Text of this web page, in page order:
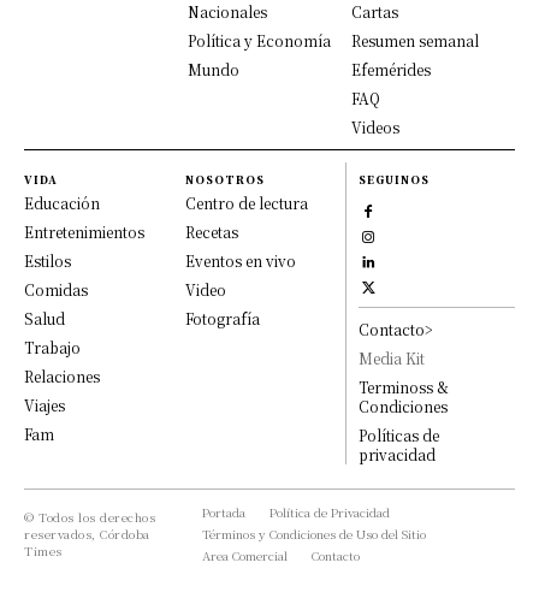
Nacionales
Política y Economía
Mundo
Cartas
Resumen semanal
Efemérides
FAQ
Videos
VIDA
Educación
Entretenimientos
Estilos
Comidas
Salud
Trabajo
Relaciones
Viajes
Fam
NOSOTROS
Centro de lectura
Recetas
Eventos en vivo
Video
Fotografía
SEGUINOS
Contacto>
Media Kit
Terminoss &
Condiciones
Políticas de
privacidad
© Todos los derechos
reservados, Córdoba
Times
Portada
Política de Privacidad
Términos y Condiciones de Uso del Sitio
Area Comercial
Contacto